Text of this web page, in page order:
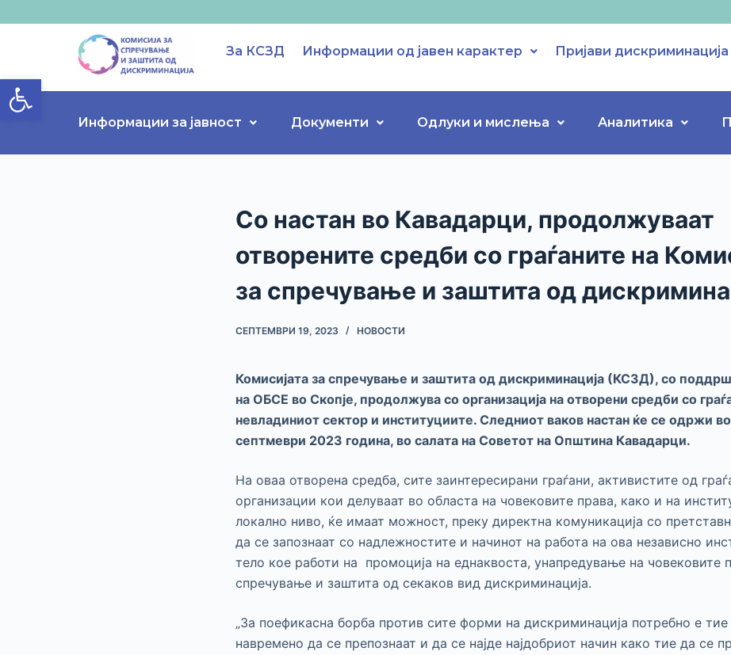
Open toolbarp
t
За КСЗД Информации од јавен карактер Пријави дискриминација
Информации за јавност Документи Одлуки и мислења Аналитика
Со настан во Кавадарци, продолжуваат
отворените средби со граѓаните на
за спречување и заштита од
СЕПТЕМВРИ 19, 2023 НОВОСТИ
Комисијата за спречување и заштита од дискриминација (КСЗД), со
на ОБСЕ во Скопје, продолжува со организација на отворени средби со
невладиниот сектор и институциите. Следниот ваков настан ќе се одржи
септмеври 2023 година, во салата на Советот на Општина Кавадарци.
На оваа отворена средба, сите заинтересирани граѓани, активистите од
организации кои делуваат во областа на човековите права, како и на
локално ниво, ќе имаат можност, преку директна комуникација со
да се запознаат со надлежностите и начинот на работа на ова независно
тело кое работи на промоција на еднаквоста, унапредување на човековите
спречување и заштита од секаков вид дискриминација.
„За поефикасна борба против сите форми на дискриминација потребно е
навремено да се препознаат и да се најде најдобриот начин како тие да се